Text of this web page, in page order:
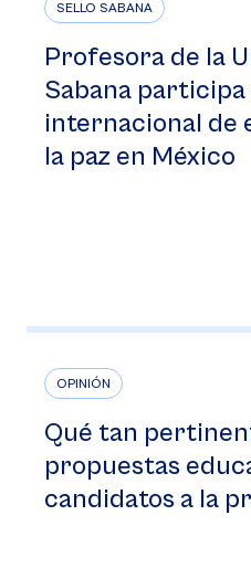
SELLO SABANA
Profesora de la
Sabana
internacional de
la paz en México
OPINIÓN
Qué tan
propuestas
candidatos a la